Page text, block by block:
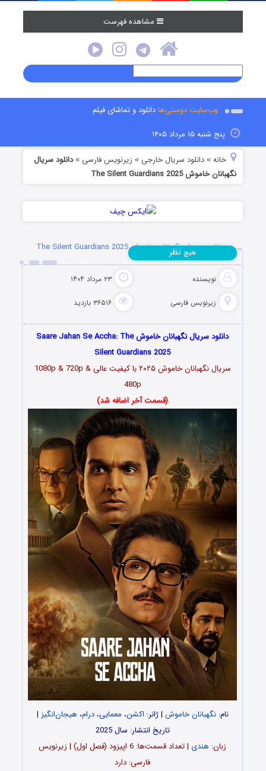
مشاهده فهرست
وب‌سایت دوستی‌هادانلود و تماشای فیلم
پنج شنبه ۱۵ مرداد ۱۴۰۵
خانه »دانلود سریال خارجی » زیرنویس فارسی »دانلود سریال
نگهبانان خاموش The Silent Guardians 2025
دانلود سریال نگهبانان خاموش The Silent Guardians 2025
نویسنده ۲۳ مرداد ۱۴۰۴
زیرنویس فارسی ۳۶۵۱۶ بازدید
هیچ نظر
دانلود سریال نگهبانان خاموش Saare Jahan Se Accha: The
Silent Guardians 2025
سریال نگهبانان خاموش ۲۰۲۵ با کیفیت عالی 1080p & 720p &
480p
(قسمت آخر اضافه شد)
نام:نگهبانان خاموش | ژانر: اکشن، معمایی،درام، هیجان‌انگیز |
تاریخ انتشار: سال 2025
زبان: هندی
| تعداد قسمت‌‌‌‌ها: 6 اپیزود (فصل اول) | زیرنویس
فارسی: دارد